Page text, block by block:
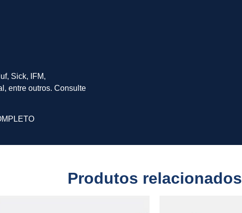
Sick, IFM,
entre outros. Consulte
Produtos relacionados